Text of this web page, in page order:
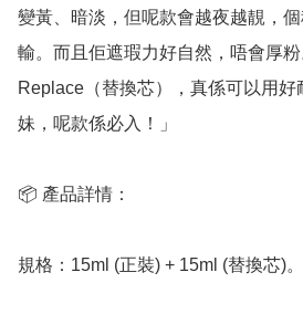
變黃、暗淡，但呢款會越夜越靚，
輸。而且佢遮瑕力好自然，唔會厚
Replace（替換芯），真係可以用
妹，呢款係必入！」
📦 產品詳情：
規格：15ml (正裝) + 15ml (替換芯)。